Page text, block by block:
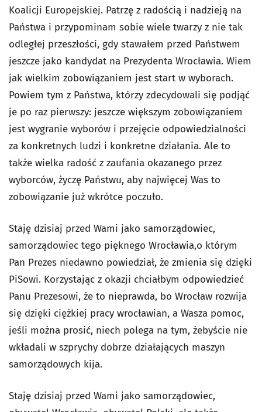
Koalicji Europejskiej. Patrzę z radością i nadzieją na
Państwa i przypominam sobie wiele twarzy z nie tak
odległej przeszłości, gdy stawałem przed Państwem
jeszcze jako kandydat na Prezydenta Wrocławia. Wiem
jak wielkim zobowiązaniem jest start w wyborach.
Powiem tym z Państwa, którzy zdecydowali się podjąć
je po raz pierwszy: jeszcze większym zobowiązaniem
jest wygranie wyborów i przejęcie odpowiedzialności
za konkretnych ludzi i konkretne działania. Ale to
także wielka radość z zaufania okazanego przez
wyborców, życzę Państwu, aby najwięcej Was to
zobowiązanie już wkrótce poczuło.
Staję dzisiaj przed Wami jako samorządowiec,
samorządowiec tego pięknego Wrocławia,o którym
Pan Prezes niedawno powiedział, że zmienia się dzięki
PiSowi. Korzystając z okazji chciałbym odpowiedzieć
Panu Prezesowi, że to nieprawda, bo Wrocław rozwija
się dzięki ciężkiej pracy wrocławian, a Wasza pomoc,
jeśli można prosić, niech polega na tym, żebyście nie
wkładali w szprychy dobrze działających maszyn
samorządowych kija.
Staję dzisiaj przed Wami jako samorządowiec,